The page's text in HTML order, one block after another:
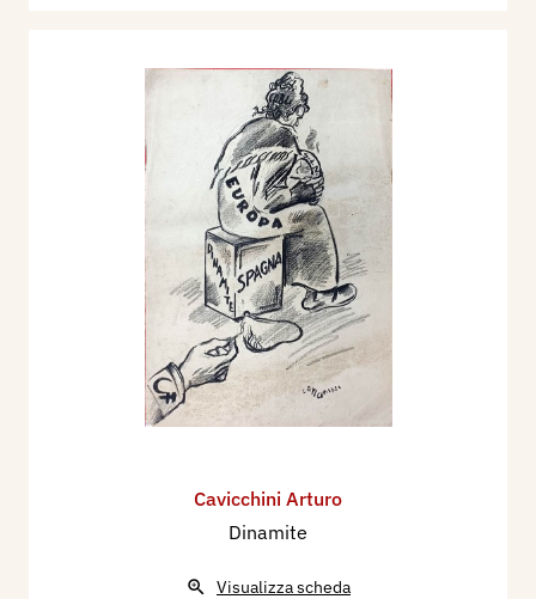
Cavicchini Arturo
Dinamite
Visualizza scheda